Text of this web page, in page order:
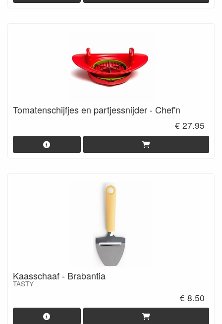
Tomatenschijfjes en partjessnijder - Chef'n
€ 27.95
Kaasschaaf - Brabantia
TASTY
€ 8.50